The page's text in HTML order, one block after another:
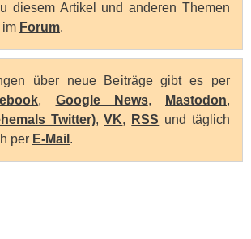
diesem Artikel und anderen Themen
im Forum.
über neue Beiträge gibt es per
, Google News, Mastodon,
Twitter),VK, RSS und täglich
per E-Mail .